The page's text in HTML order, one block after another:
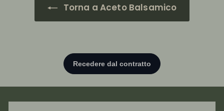
Torna a Aceto Balsamico